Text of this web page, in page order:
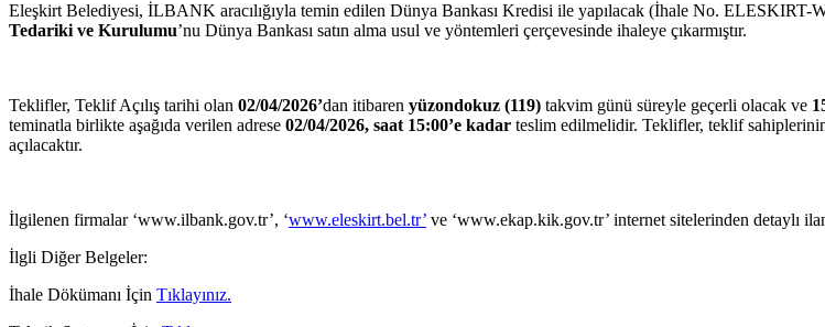
Eleşkirt Belediyesi, İLBANK aracılığıyla temin edilen Dünya Bankası Kredisi ile yapılacak (İhale No. ELESKIRT-
Tedariki ve Kurulumu’nu Dünya Bankası satın alma usul ve yöntemleri çerçevesinde ihaleye çıkarmıştır.
Teklifler, Teklif Açılış tarihi olan 02/04/2026’dan itibaren yüzondokuz (119) takvim günü süreyle geçerli olacak ve
teminatla birlikte aşağıda verilen adrese 02/04/2026, saat 15:00’e kadar teslim edilmelidir. Teklifler, teklif sahiplerinin
açılacaktır.
İlgilenen firmalar ‘www.ilbank.gov.tr’, ‘www.eleskirt.bel.tr’ ve ‘www.ekap.kik.gov.tr’ internet sitelerinden detaylı
İlgli Diğer Belgeler:
İhale Dökümanı İçin Tıklayınız.